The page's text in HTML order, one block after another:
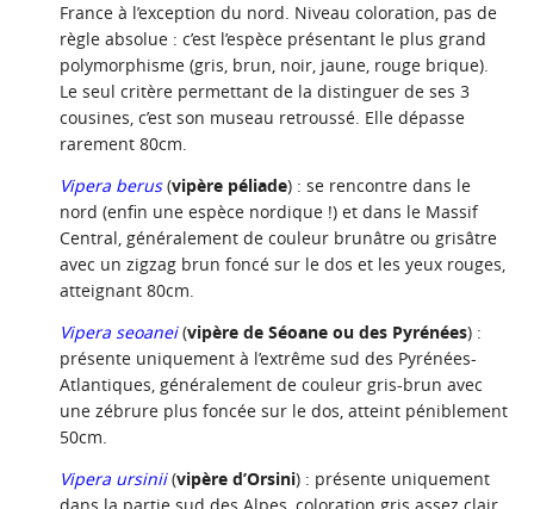
France à l’exception du nord. Niveau coloration, pas de
règle absolue : c’est l’espèce présentant le plus grand
polymorphisme (gris, brun, noir, jaune, rouge brique).
Le seul critère permettant de la distinguer de ses 3
cousines, c’est son museau retroussé. Elle dépasse
rarement 80cm.
Vipera berus(vipère péliade) : se rencontre dans le
nord (enfin une espèce nordique !) et dans le Massif
Central, généralement de couleur brunâtre ou grisâtre
avec un zigzag brun foncé sur le dos et les yeux rouges,
atteignant 80cm.
Vipera seoanei(vipère de Séoane ou des Pyrénées) :
présente uniquement à l’extrême sud des Pyrénées-
Atlantiques, généralement de couleur gris-brun avec
une zébrure plus foncée sur le dos, atteint péniblement
50cm.
Vipera ursinii(vipère d’Orsini) : présente uniquement